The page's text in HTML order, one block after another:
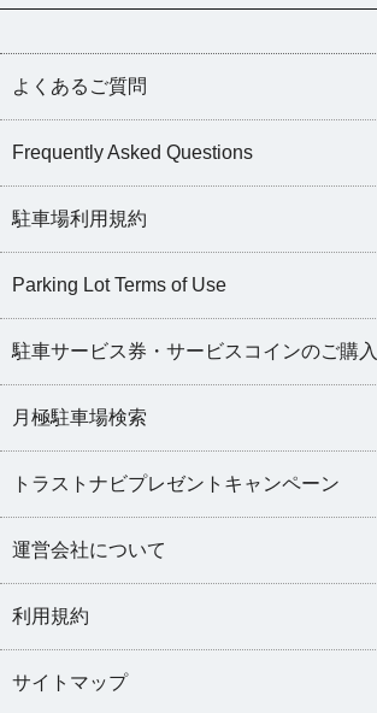
よくあるご質問
Frequently Asked Questions
駐車場利用規約
Parking Lot Terms of Use
駐車サービス券・サービスコインのご購
月極駐車場検索
トラストナビプレゼントキャンペーン
運営会社について
利用規約
サイトマップ